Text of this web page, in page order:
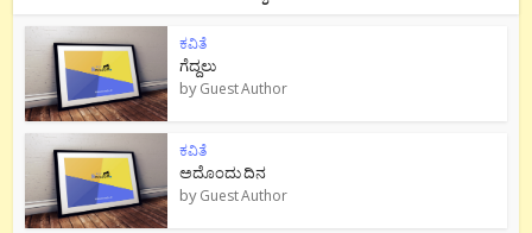
ಕವಿತೆ
ಗೆದ್ದಲು
byGuest Author
ಕವಿತೆ
ಅದೊಂದು ದಿನ
byGuest Author